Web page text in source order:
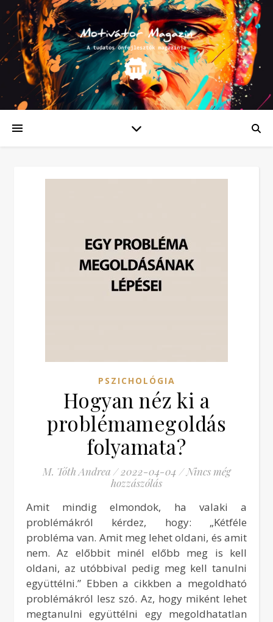
PSZICHOLÓGIA
Hogyan néz ki a
problémamegoldás
folyamata?
M. Tóth Andrea / 2022-04-04 / Nincs még
hozzászólás
Amit mindig elmondok, ha valaki a
problémákról kérdez, hogy: „Kétféle
probléma van. Amit meg lehet oldani, és amit
nem. Az előbbit minél előbb meg is kell
oldani, az utóbbival pedig meg kell tanulni
együttélni.” Ebben a cikkben a megoldható
problémákról lesz szó. Az, hogy miként lehet
megtanulni együttélni egy megoldhatatlan